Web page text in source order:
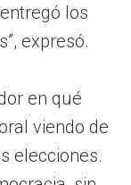
los
expresó.
en qué
viendo de
elecciones.